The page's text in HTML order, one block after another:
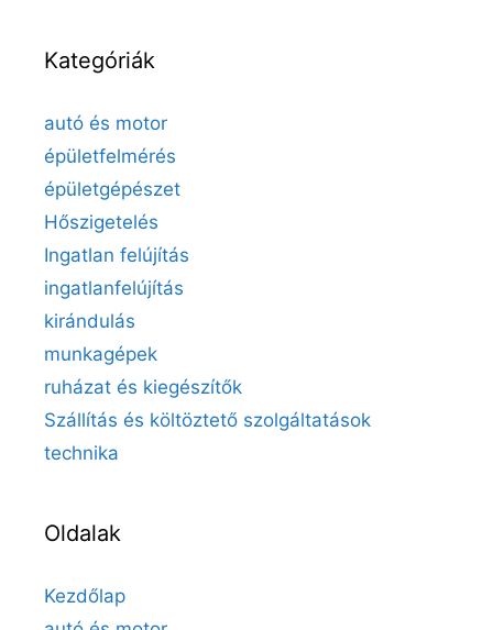
Kategóriák
autó és motor
épületfelmérés
épületgépészet
Hőszigetelés
Ingatlan felújítás
ingatlanfelújítás
kirándulás
munkagépek
ruházat és kiegészítők
Szállítás és költöztető szolgáltatások
technika
Oldalak
Kezdőlap